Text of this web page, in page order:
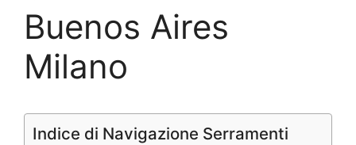
Buenos Aires
Milano
Indice di Navigazione Serramenti